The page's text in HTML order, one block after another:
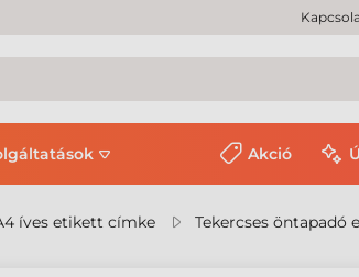
Akció
íves etikett címke Tekercses öntapadó